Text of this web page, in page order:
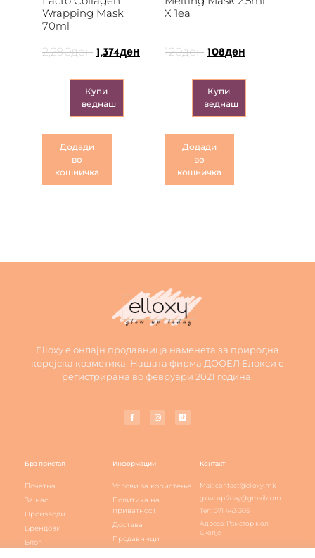
Wrapping Mask
70ml
2,290ден 1,374ден
Купи
веднаш
Додади
во
кошничка
X 1ea
120ден 108ден
Купи
веднаш
Додади
во
кошничка
Elloxy е онлајн продавница наменета за природна
корејска козметика. Нашата фирма ДООЕЛ Елокси е
регистрирана во февруари 2021 година.
Брз пристап
Почетна
За нас
Производи
Брендови
Блог
Информации
Услови за користење
Политика на
приватност
Достава
Продавници
Контакт
Mail: contact@elloxy.mk
glow.up.2day@gmail.com
Тел: 071 443 305
Адреса: Рамстор мол,
Скопје